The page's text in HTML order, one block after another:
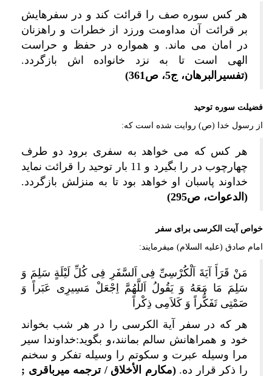
هر کس سوره صف را قرائت کند و در سفرهایش
بر قرائت آن مداومت ورزد از خطرات و راهزنان
در امان می ماند. و همواره در حفظ و حراست
الهی است تا به نزد خانواده اش بازگردد.
(تفسیرالبرهان، ج5، ص361)
فضیلت سوره توحید
از رسول خدا (ص) روایت شده است که:
هر کس که می خواهد به سفری برود دو طرف
چهارچوب در را بگیرد و 11 بار توحید را قرائت نماید
خداوند پاسبان او خواهد بود تا به منزلش بازگردد.
(الدعوات، ص295)
خواص آیت الکرسی برای سفر
امام صادق (علیه السلام) میفرمایند:
مَنْ قَرَأَ آیَةَ اَلْکُرْسِیِّ فِی اَلسَّفَرِ فِی کُلِّ لَیْلَةٍ سَلِمَ وَ
سَلِمَ مَا مَعَهُ وَ یَقُولُ اَللَّهُمَّ اِجْعَلْ مَسِیرِی عَبَراً وَ
صَمْتِی تَفَکُّراً وَ کَلاَمِی ذِکْراً
هر که در سفر آیة الکرسی را در هر شب بخواند
خود و همراهانش سالم بمانند،و بگوید:خداوندا سیر
مرا وسیله عبرت و سکوتم را وسیله تفکر و سخنم
را ذکر قرار ده.(مکارم الأخلاق / ترجمه میرباقری ;